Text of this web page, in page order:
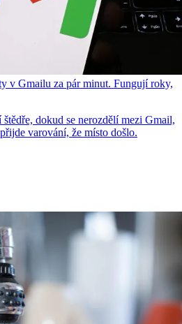
v Gmailu za pár minut. Fungují roky,
dokud se nerozdělí mezi Gmail,
varování, že místo došlo.